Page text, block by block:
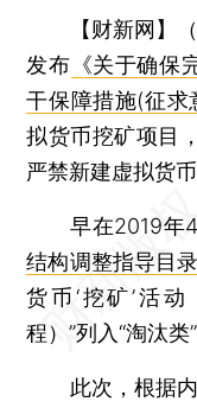
【财新网】
发布 《关于确保
干保障措施(征求
拟货币挖矿项目
严禁新建虚拟货币
早在2019年4
结构调整指导目
货币‘挖矿’活
程）”列入“淘汰类”
此次，根据内